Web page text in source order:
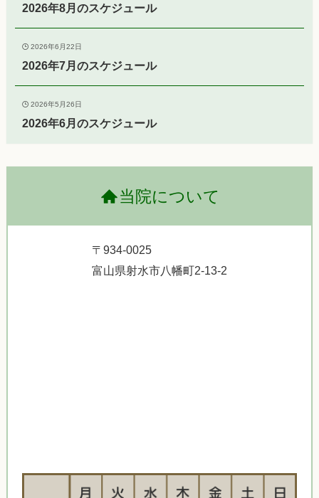
2026年8月のスケジュール
2026年6月22日
2026年7月のスケジュール
2026年5月26日
2026年6月のスケジュール
当院について
〒934-0025
富山県射水市八幡町2-13-2